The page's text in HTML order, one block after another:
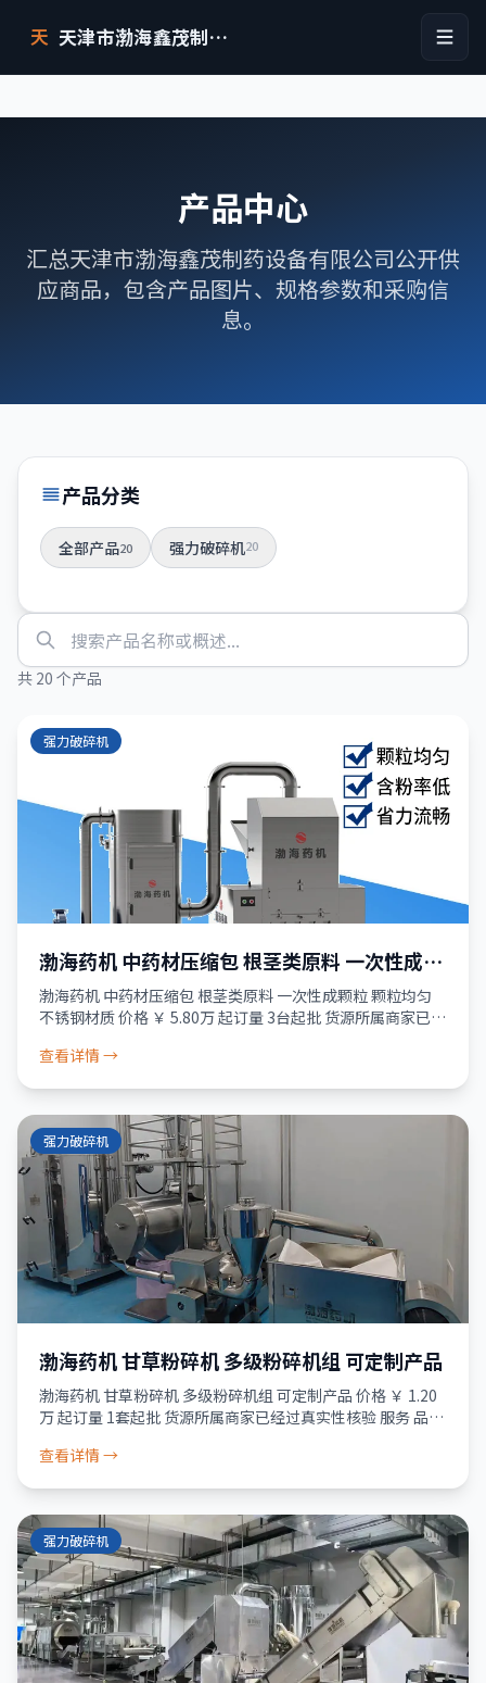
天 天津市渤海鑫茂制药设备有限公司
产品中心
汇总天津市渤海鑫茂制药设备有限公司公开供
应商品，包含产品图片、规格参数和采购信
息。
产品分类
全部产品20 强力破碎机20
共 20 个产品
强力破碎机
渤海药机 中药材压缩包 根茎类原料 一次性成颗
粒 颗粒均匀 不锈钢材质
渤海药机 中药材压缩包 根茎类原料 一次性成颗粒 颗粒均匀
不锈钢材质 价格 ￥ 5.80万 起订量 3台起批 货源所属商家已经
障 30
查看详情 →
强力破碎机
渤海药机 甘草粉碎机 多级粉碎机组 可定制产品
渤海药机 甘草粉碎机 多级粉碎机组 可定制产品 价格 ￥ 1.20
万 起订量 1套起批 货源所属商家已经过真实性核验 服务 品质
资金
查看详情 →
强力破碎机